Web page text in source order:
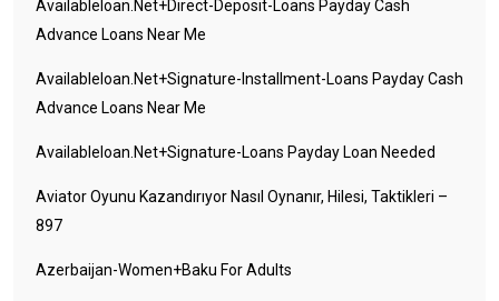
Availableloan.net+direct-Deposit-Loans Payday Cash
Advance Loans Near Me
Availableloan.net+signature-Installment-Loans Payday Cash
Advance Loans Near Me
Availableloan.net+signature-Loans Payday Loan Needed
Aviator Oyunu Kazandırıyor Nasıl Oynanır, Hilesi, Taktikleri –
897
Azerbaijan-Women+baku For Adults